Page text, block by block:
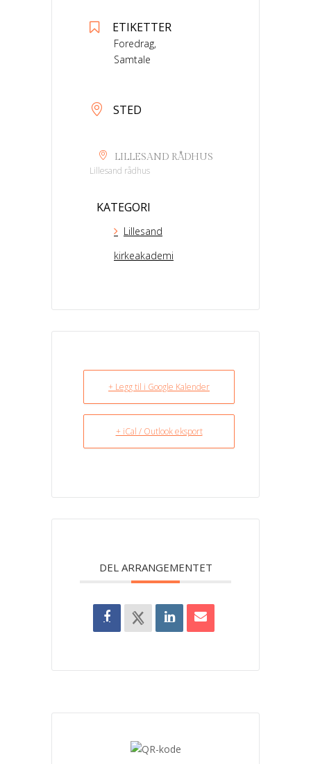
ETIKETTER
Foredrag,
Samtale
STED
LILLESAND RÅDHUS
Lillesand rådhus
KATEGORI
Lillesand
kirkeakademi
+ Legg til i Google Kalender
+ iCal / Outlook eksport
DEL ARRANGEMENTET